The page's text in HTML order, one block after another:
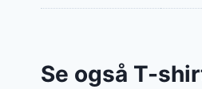
Se også T-